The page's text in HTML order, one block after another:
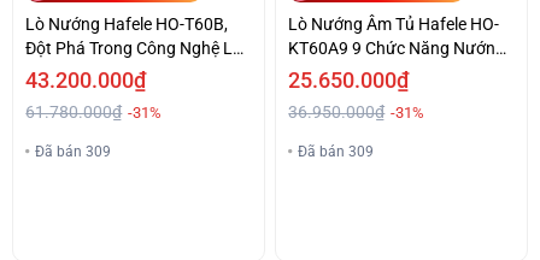
Lò Nướng Hafele HO-T60B,
Đột Phá Trong Công Nghệ Lò
Nướng
43.200.000₫
61.780.000₫ -31%
Đã bán 309
Lò Nướng Âm Tủ Hafele HO-
KT60A9 9 Chức Năng Nướng
Giá Đặc Biệt
25.650.000₫
36.950.000₫ -31%
Đã bán 309